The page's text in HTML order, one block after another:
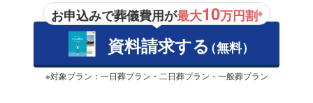
お申込みで葬儀費用が最大10万円割※
資料請求する（無料）
※対象プラン：一日葬プラン・二日葬プラン・一般葬プラン